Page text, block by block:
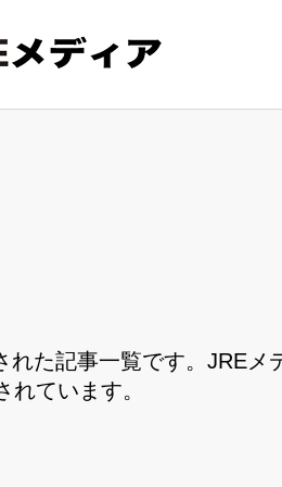
れた記事一覧です。JRE
ています。